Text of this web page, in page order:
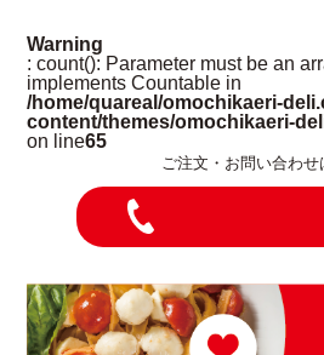
Warning
: count(): Parameter must be an
implements Countable in
/home/quareal/omochikaeri-
content/themes/omochikaeri-
on line65
ご注文・お問い合わせ